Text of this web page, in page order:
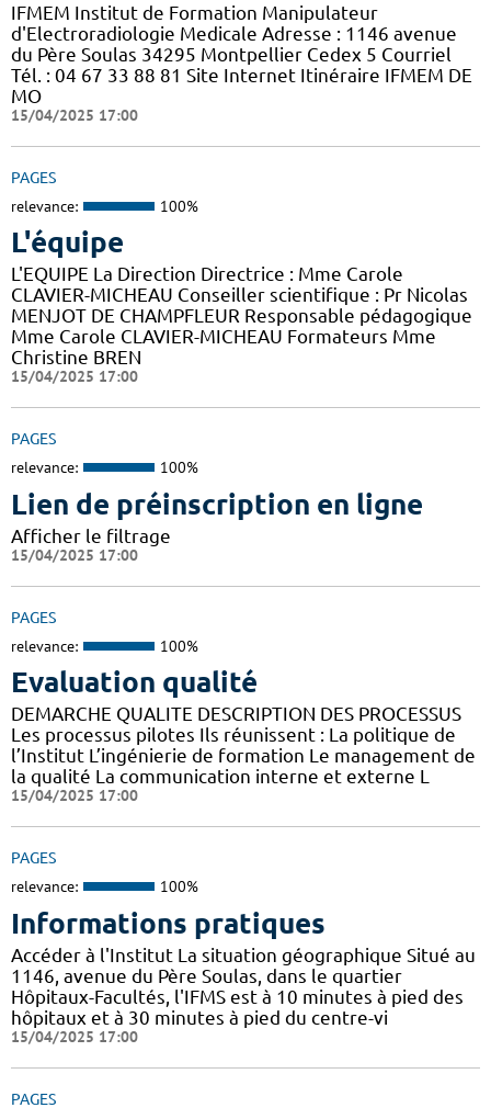
IFMEM Institut de Formation Manipulateur
d'Electroradiologie Medicale Adresse : 1146 avenue
du Père Soulas 34295 Montpellier Cedex 5 Courriel
Tél. : 04 67 33 88 81 Site Internet Itinéraire IFMEM DE
MO
15/04/2025 17:00
PAGES
relevance: 100%
L'équipe
L'EQUIPE La Direction Directrice : Mme Carole
CLAVIER-MICHEAU Conseiller scientifique : Pr Nicolas
MENJOT DE CHAMPFLEUR Responsable pédagogique
Mme Carole CLAVIER-MICHEAU Formateurs Mme
Christine BREN
15/04/2025 17:00
PAGES
relevance: 100%
Lien de préinscription en ligne
Afficher le filtrage
15/04/2025 17:00
PAGES
relevance: 100%
Evaluation qualité
DEMARCHE QUALITE DESCRIPTION DES PROCESSUS
Les processus pilotes Ils réunissent : La politique de
l’Institut L’ingénierie de formation Le management de
la qualité La communication interne et externe L
15/04/2025 17:00
PAGES
relevance: 100%
Informations pratiques
Accéder à l'Institut La situation géographique Situé au
1146, avenue du Père Soulas, dans le quartier
Hôpitaux-Facultés, l'IFMS est à 10 minutes à pied des
hôpitaux et à 30 minutes à pied du centre-vi
15/04/2025 17:00
PAGES